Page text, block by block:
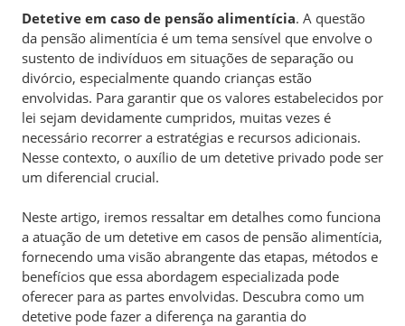
Detetive em caso de pensão alimentícia. A questão
da pensão alimentícia é um tema sensível que envolve o
sustento de indivíduos em situações de separação ou
divórcio, especialmente quando crianças estão
envolvidas. Para garantir que os valores estabelecidos por
lei sejam devidamente cumpridos, muitas vezes é
necessário recorrer a estratégias e recursos adicionais.
Nesse contexto, o auxílio de um detetive privado pode ser
um diferencial crucial.
Neste artigo, iremos ressaltar em detalhes como funciona
a atuação de um detetive em casos de pensão alimentícia,
fornecendo uma visão abrangente das etapas, métodos e
benefícios que essa abordagem especializada pode
oferecer para as partes envolvidas. Descubra como um
detetive pode fazer a diferença na garantia do